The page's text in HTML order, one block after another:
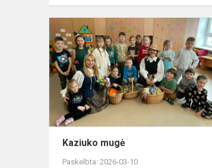
Kaziuko mugė
Paskelbta: 2026-03-10